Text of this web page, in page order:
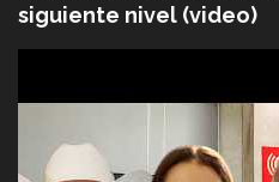
siguiente nivel (video)